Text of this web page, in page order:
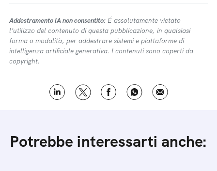
Addestramento IA non consentito: É assolutamente vietato
l’utilizzo del contenuto di questa pubblicazione, in qualsiasi
forma o modalità, per addestrare sistemi e piattaforme di
intelligenza artificiale generativa. I contenuti sono coperti da
copyright.
Potrebbe interessarti anche: